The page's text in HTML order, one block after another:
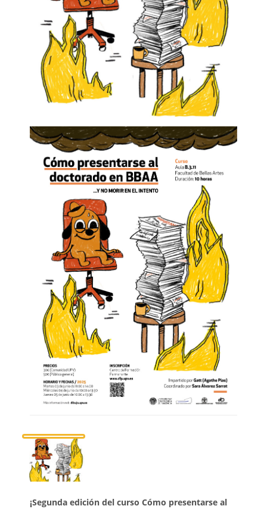
¡Segunda edición del curso Cómo presentarse al